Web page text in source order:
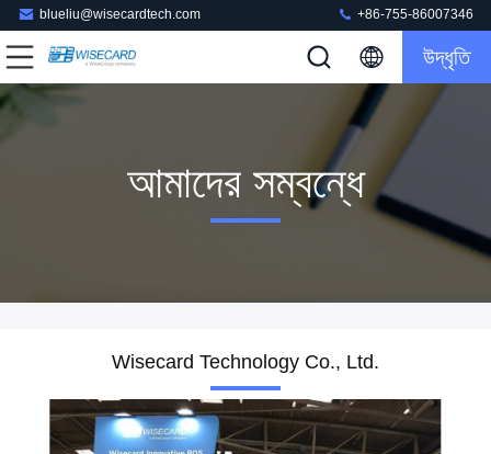
blueliu@wisecardtech.com +86-755-86007346
উদ্ধৃতি
আমাদের সম্বন্ধে
Wisecard Technology Co., Ltd.